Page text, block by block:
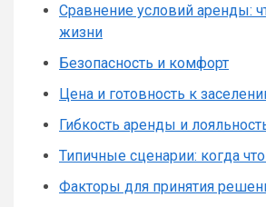
Сравнение условий аренды:
жизни
Безопасность и комфорт
Цена и готовность к
Гибкость аренды и
Типичные сценарии: когда
Факторы для принятия